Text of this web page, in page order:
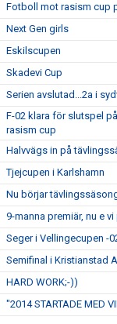
Fotboll mot rasism cup
Next Gen girls
Eskilscupen
Skadevi Cup
Serien avslutad...2a i
F-02 klara för slutspel
rasism cup
Halvvägs in på
Tjejcupen i Karlshamn
Nu börjar
9-manna premiär, nu e
Seger i Vellingecupen -
Semifinal i Kristianstad
HARD WORK;-))
"2014 STARTADE MED